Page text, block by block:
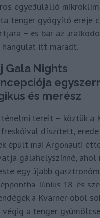
egyedülálló
tenger gyógyító ereje
– és bár az
hangulat itt maradt.
Gala Nights
és merész
tereit – köztük a
freskóival díszített,
épült mai Argonauti
gálahelyszínné, ahol
egy újabb
Június 18. és
a Kvarner-öböl
végig a tenger